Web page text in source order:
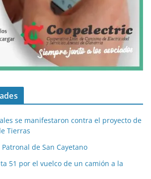
se manifestaron contra el proyecto de
Tierras
de San Cayetano
51 por el vuelco de un camión a la